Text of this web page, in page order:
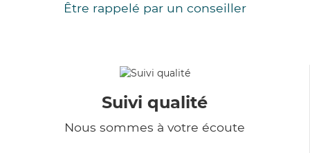
Être rappelé par un conseiller
Suivi qualité
Nous sommes à votre écoute